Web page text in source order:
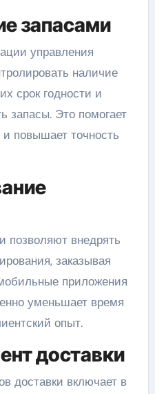
запасами
управления
наличие
срок годности и
запасы. Это помогает
повышает точность
позволяют внедрять
заказывая
приложения
уменьшает время
опыт.
доставки
доставки включает в